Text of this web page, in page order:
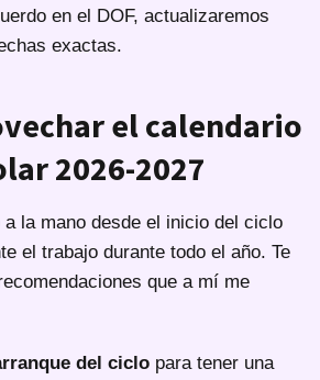
en el DOF, actualizaremos
exactas.
el calendario
2026-2027
a la mano desde el inicio del ciclo
el trabajo durante todo el año. Te
que a mí me
del ciclo para tener una